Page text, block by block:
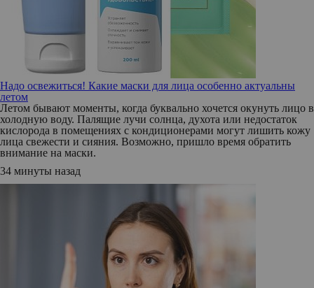
Надо освежиться! Какие маски для лица особенно актуальны
летом
Летом бывают моменты, когда буквально хочется окунуть лицо в
холодную воду. Палящие лучи солнца, духота или недостаток
кислорода в помещениях с кондиционерами могут лишить кожу
лица свежести и сияния. Возможно, пришло время обратить
внимание на маски.
34 минуты назад